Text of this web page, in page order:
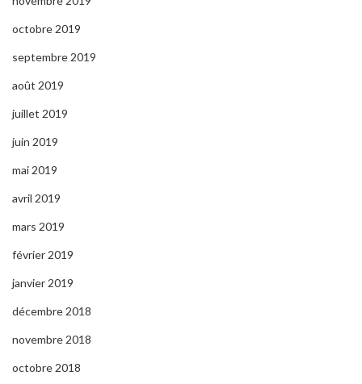
octobre 2019
septembre 2019
août 2019
juillet 2019
juin 2019
mai 2019
avril 2019
mars 2019
février 2019
janvier 2019
décembre 2018
novembre 2018
octobre 2018